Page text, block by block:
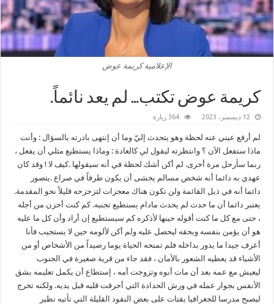
الإعلامية كريمة عوض
كريمة عوض تكتب… لم يعد نائماً.
12 ديسمبر، 2023 364 زيارة
لم أرفع عيني عنه لحظة وهو يتحدث إليّ وما أن إنتهى بادرته بالسؤال : وأنت
ماذا ستفعل الآن ؟ وانتظرته ليقول لي كالعادة : وماذا يستطيع مثلي أن يفعل ،
ربما سأرحل مرة أخرى. لم أكن أشك لحظة في أنه سيقولها .كيف لا ! وقد كان
عهدي به دائما أنه شخص مسالم يخشى أن يكون طرفاً في صراع .يتصور
دائما أنه في ذيل القائمة ولن تكون هناك معجزات لتزحزحه قليلاً نحو المقدمة.
يعتبر دائما أن ما حدث لم يحدث مادام يستطيع تجنبه. كم كنت أحزن من أجله
، حتى مع كل ما كنت أقوله حينها لأذكره كم سيستطيع إن أراد وأن كل ما عليه
هو أن يؤمن بنفسه وبحقه ليحصل عليه ولم أكن لألومه حين لا يستجيب فأنا
أعرف جيدا ما يدور بداخله فلم تمنحه الحياة يوما رصيداً من الأشخاص أو من
الأشياء قد يعطيه الشعور بالأمان ، فقد جاء من قرية صغيرة في الجنوب
ليعيش مع عمه بعد أن مات أبوه وتزوجت أمه ، إستطاع أن يكمل تعليمه بشق
الأنفس بجوار عمله في ورش الحدادة التي أحرقت قلبه قبل يديه. ولكنه تخرج
ليصبح مدرسا للجغرافيا يقتات على بعض النقود القليلة التي تأتيه نظير